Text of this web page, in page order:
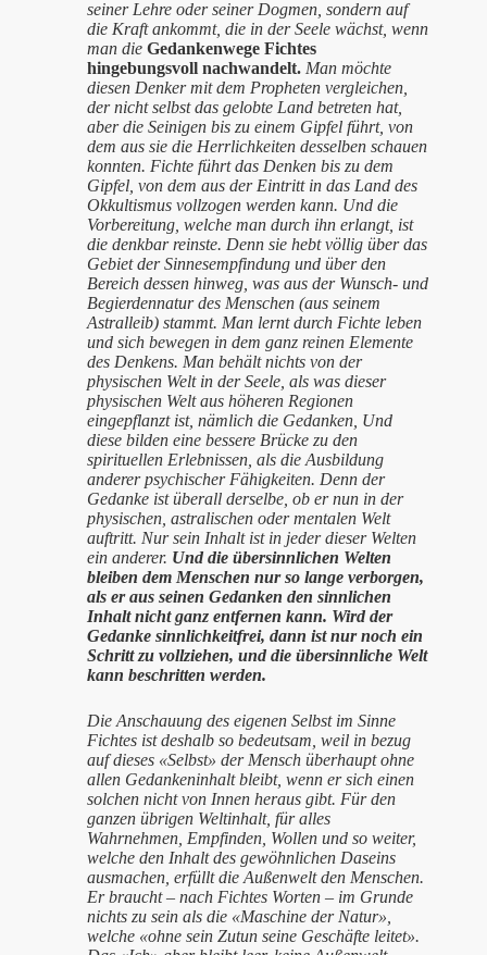
seiner Lehre oder seiner Dogmen, sondern auf
die Kraft ankommt, die in der Seele wächst, wenn
man die Gedankenwege Fichtes
hingebungsvoll nachwandelt. Man möchte
diesen Denker mit dem Propheten vergleichen,
der nicht selbst das gelobte Land betreten hat,
aber die Seinigen bis zu einem Gipfel führt, von
dem aus sie die Herrlichkeiten desselben schauen
konnten. Fichte führt das Denken bis zu dem
Gipfel, von dem aus der Eintritt in das Land des
Okkultismus vollzogen werden kann. Und die
Vorbereitung, welche man durch ihn erlangt, ist
die denkbar reinste. Denn sie hebt völlig über das
Gebiet der Sinnesempfindung und über den
Bereich dessen hinweg, was aus der Wunsch- und
Begierdennatur des Menschen (aus seinem
Astralleib) stammt. Man lernt durch Fichte leben
und sich bewegen in dem ganz reinen Elemente
des Denkens. Man behält nichts von der
physischen Welt in der Seele, als was dieser
physischen Welt aus höheren Regionen
eingepflanzt ist, nämlich die Gedanken, Und
diese bilden eine bessere Brücke zu den
spirituellen Erlebnissen, als die Ausbildung
anderer psychischer Fähigkeiten. Denn der
Gedanke ist überall derselbe, ob er nun in der
physischen, astralischen oder mentalen Welt
auftritt. Nur sein Inhalt ist in jeder dieser Welten
ein anderer. Und die übersinnlichen Welten
bleiben dem Menschen nur so lange verborgen,
als er aus seinen Gedanken den sinnlichen
Inhalt nicht ganz entfernen kann. Wird der
Gedanke sinnlichkeitfrei, dann ist nur noch ein
Schritt zu vollziehen, und die übersinnliche Welt
kann beschritten werden.
Die Anschauung des eigenen Selbst im Sinne
Fichtes ist deshalb so bedeutsam, weil in bezug
auf dieses «Selbst» der Mensch überhaupt ohne
allen Gedankeninhalt bleibt, wenn er sich einen
solchen nicht von Innen heraus gibt. Für den
ganzen übrigen Weltinhalt, für alles
Wahrnehmen, Empfinden, Wollen und so weiter,
welche den Inhalt des gewöhnlichen Daseins
ausmachen, erfüllt die Außenwelt den Menschen.
Er braucht – nach Fichtes Worten – im Grunde
nichts zu sein als die «Maschine der Natur»,
welche «ohne sein Zutun seine Geschäfte leitet».